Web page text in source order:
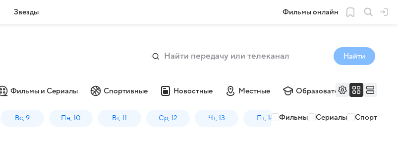
Звезды Фильмы онлайн
Найти
Фильмы и Сериалы Спортивные Новостные Местные Образовательные
Вс, 9 Пн, 10 Вт, 11 Ср, 12 Чт, 13 Пт, 14 Сб, 15 Вс, 16
Фильмы Сериалы Спорт